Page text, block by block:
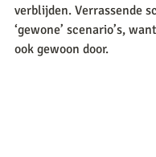
verblijden. Verrassende
‘gewone’ scenario’s,
ook gewoon door.